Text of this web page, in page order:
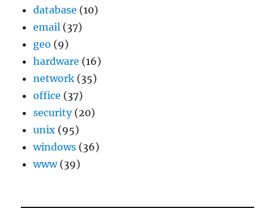
database (10)
email (37)
geo (9)
hardware (16)
network (35)
office (37)
security(20)
unix (95)
windows (36)
www(39)